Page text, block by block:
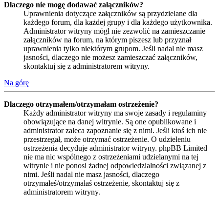
Dlaczego nie mogę dodawać załączników?
Uprawnienia dotyczące załączników są przydzielane dla
każdego forum, dla każdej grupy i dla każdego użytkownika.
Administrator witryny mógł nie zezwolić na zamieszczanie
załączników na forum, na którym piszesz lub przyznał
uprawnienia tylko niektórym grupom. Jeśli nadal nie masz
jasności, dlaczego nie możesz zamieszczać załączników,
skontaktuj się z administratorem witryny.
Na górę
Dlaczego otrzymałem/otrzymałam ostrzeżenie?
Każdy administrator witryny ma swoje zasady i regulaminy
obowiązujące na danej witrynie. Są one opublikowane i
administrator zaleca zapoznanie się z nimi. Jeśli ktoś ich nie
przestrzegał, może otrzymać ostrzeżenie. O udzieleniu
ostrzeżenia decyduje administrator witryny. phpBB Limited
nie ma nic wspólnego z ostrzeżeniami udzielanymi na tej
witrynie i nie ponosi żadnej odpowiedzialności związanej z
nimi. Jeśli nadal nie masz jasności, dlaczego
otrzymałeś/otrzymałaś ostrzeżenie, skontaktuj się z
administratorem witryny.